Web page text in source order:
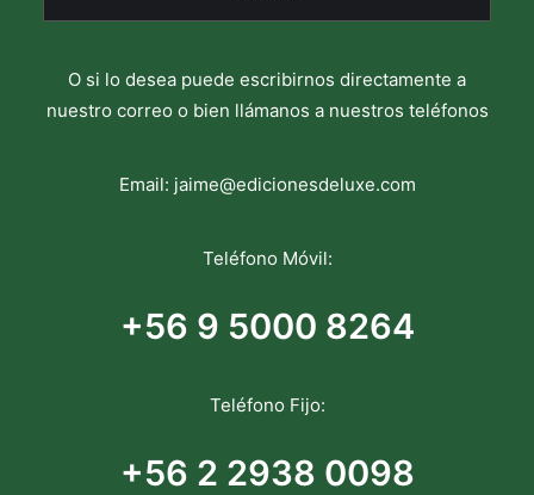
O si lo desea puede escribirnos directamente a
nuestro correo o bien llámanos a nuestros teléfonos
Email: jaime@edicionesdeluxe.com
Teléfono Móvil:
+56 9 5000 8264
Teléfono Fijo:
+56 2 2938 0098